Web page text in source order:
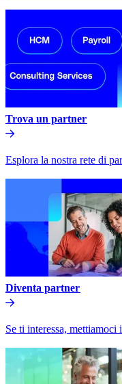
Trova un partner​​
Esplora la nostra rete di
Diventa partner​​
Se ti interessa, mettiamoci